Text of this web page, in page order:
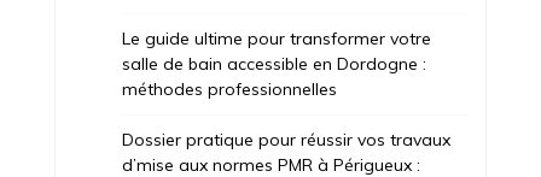
Le guide ultime pour transformer votre
salle de bain accessible en Dordogne :
méthodes professionnelles
Dossier pratique pour réussir vos travaux
d’mise aux normes PMR à Périgueux :